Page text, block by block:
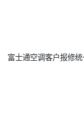
富士通空调客户报修